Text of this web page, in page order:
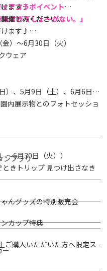
けます♪
楽しみください。
アコラボイベント
すぎてしょーがない。」
催！
ます♪
～6月30日（火）
ェア
）、5月9日（土）、6月6日
内展示物とのフォトセッショ
ンプラリー
んグッズの特別販売会
ご購入いただいた方へ限定ス
6月30日（火））
きトリップ 見つけ出さなき
カップ特典
ー